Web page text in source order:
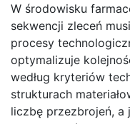
W środowisku
sekwencji zleceń
procesy
optymalizuje
według kryteriów
strukturach
liczbę przezbrojeń, a